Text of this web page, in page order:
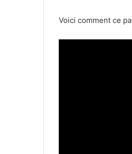
Voici comment ce